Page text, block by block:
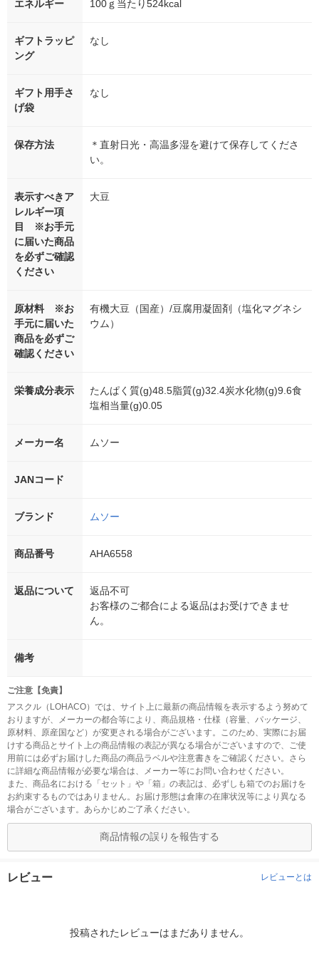
エネルギー 100ｇ当たり524kcal
ギフトラッピ
ング
なし
ギフト用手さ
げ袋
なし
保存方法
＊直射日光・高温多湿を避けて保存してくださ
い。
表示すべきア
レルギー項
目 ※お手元
に届いた商品
を必ずご確認
ください
大豆
原材料 ※お
手元に届いた
商品を必ずご
確認ください
有機大豆（国産）/豆腐用凝固剤（塩化マグネシ
ウム）
栄養成分表示
たんぱく質(g)48.5脂質(g)32.4炭水化物(g)9.6食
塩相当量(g)0.05
メーカー名 ムソー
JANコード
ブランド ムソー
商品番号 AHA6558
返品について
返品不可
お客様のご都合による返品はお受けできませ
ん。
備考
ご注意【免責】
アスクル（LOHACO）では、サイト上に最新の商品情報を表示するよう努めて
おりますが、メーカーの都合等により、商品規格・仕様（容量、パッケージ、
原材料、原産国など）が変更される場合がございます。このため、実際にお届
けする商品とサイト上の商品情報の表記が異なる場合がございますので、ご使
用前には必ずお届けした商品の商品ラベルや注意書きをご確認ください。さら
に詳細な商品情報が必要な場合は、メーカー等にお問い合わせください。
また、商品名における「セット」や「箱」の表記は、必ずしも箱でのお届けを
お約束するものではありません。お届け形態は倉庫の在庫状況等により異なる
場合がございます。あらかじめご了承ください。
商品情報の誤りを報告する
レビュー レビューとは
投稿されたレビューはまだありません。